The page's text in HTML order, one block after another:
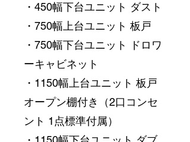
・450幅下台ユニット ダスト
・750幅上台ユニット 板戸
・750幅下台ユニット ドロワ
ーキャビネット
・1150幅上台ユニット 板戸
オープン棚付き（2口コンセ
ント 1点標準付属）